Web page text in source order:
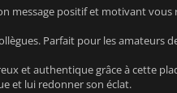
message positif et motivant
Parfait pour les amateurs
et authentique grâce à cette
et lui redonner son éclat.